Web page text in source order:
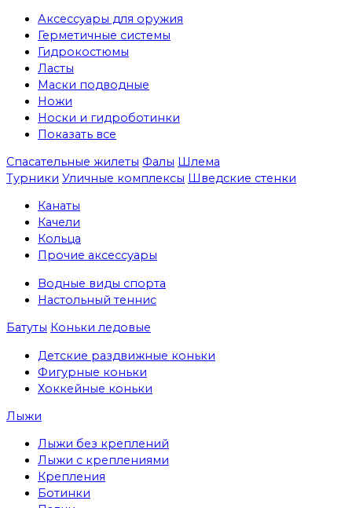
Аксессуары для оружия
Герметичные системы
Гидрокостюмы
Ласты
Маски подводные
Ножи
Носки и гидроботинки
Показать все
Спасательные жилеты Фалы Шлема
Турники Уличные комплексы Шведские стенки
Канаты
Качели
Кольца
Прочие аксессуары
Водные виды спорта
Настольный теннис
Батуты Коньки ледовые
Детские раздвижные коньки
Фигурные коньки
Хоккейные коньки
Лыжи
Лыжи без креплений
Лыжи с креплениями
Крепления
Ботинки